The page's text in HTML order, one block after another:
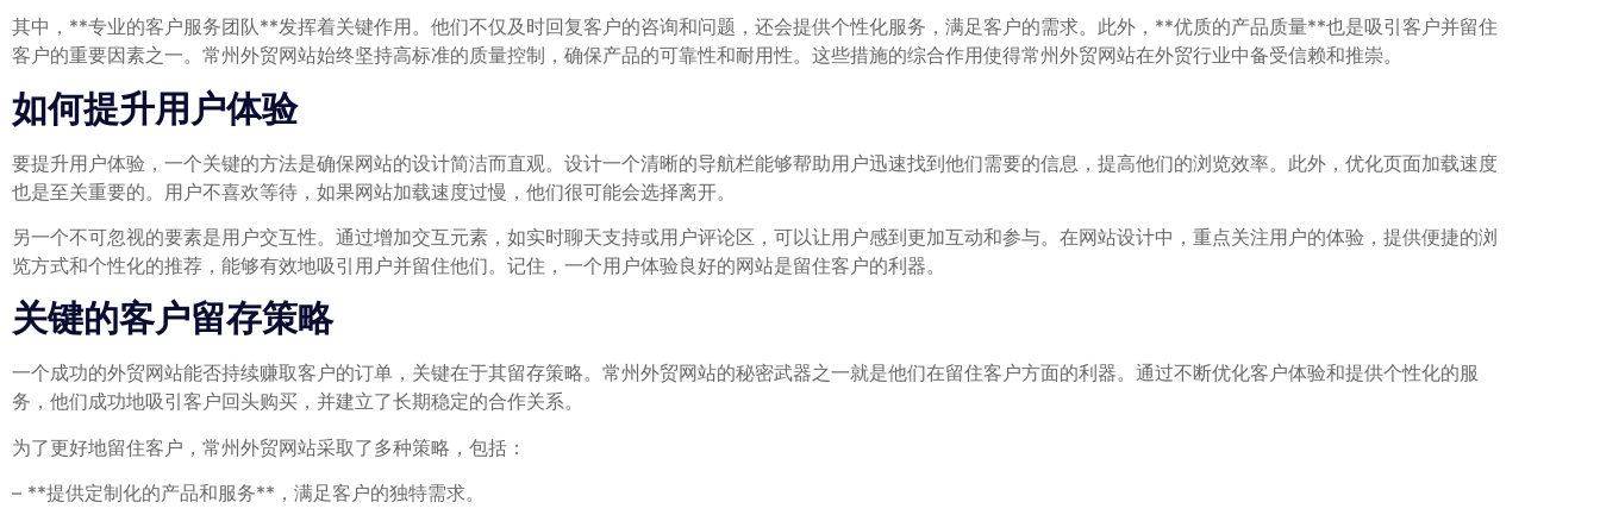
其中，**专业的客户服务团队**发挥着关键作用。他们不仅及时回复客户的咨询和问题，还会提供个性化服务，满足客户的需求。此外，**优质的产品质量**也是吸引客户并留住
客户的重要因素之一。常州外贸网站始终坚持高标准的质量控制，确保产品的可靠性和耐用性。这些措施的综合作用使得常州外贸网站在外贸行业中备受信赖和推崇。
如何提升用户体验
要提升用户体验，一个关键的方法是确保网站的设计简洁而直观。设计一个清晰的导航栏能够帮助用户迅速找到他们需要的信息，提高他们的浏览效率。此外，优化页面加载速度
也是至关重要的。用户不喜欢等待，如果网站加载速度过慢，他们很可能会选择离开。
另一个不可忽视的要素是用户交互性。通过增加交互元素，如实时聊天支持或用户评论区，可以让用户感到更加互动和参与。在网站设计中，重点关注用户的体验，提供便捷的浏
览方式和个性化的推荐，能够有效地吸引用户并留住他们。记住，一个用户体验良好的网站是留住客户的利器。
关键的客户留存策略
一个成功的外贸网站能否持续赚取客户的订单，关键在于其留存策略。常州外贸网站的秘密武器之一就是他们在留住客户方面的利器。通过不断优化客户体验和提供个性化的服
务，他们成功地吸引客户回头购买，并建立了长期稳定的合作关系。
为了更好地留住客户，常州外贸网站采取了多种策略，包括：
– **提供定制化的产品和服务**，满足客户的独特需求。